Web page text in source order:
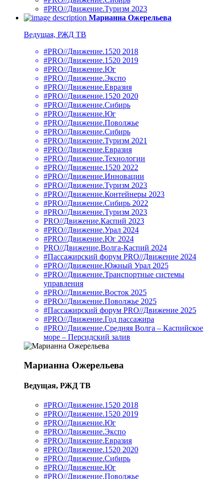
#PRO//Движение.Туризм 2023
Марианна Ожерельева
Ведущая, РЖД ТВ
#PRO//Движение.1520 2018
#PRO//Движение.1520 2019
#PRO//Движение.Юг
#PRO//Движение.Экспо
#PRO//Движение.Евразия
#PRO//Движение.1520 2020
#PRO//Движение.Сибирь
#PRO//Движение.Юг
#PRO//Движение.Поволжье
#PRO//Движение.Сибирь
#PRO//Движение.Туризм 2021
#PRO//Движение.Евразия
#PRO//Движение.Технологии
#PRO//Движение.1520 2022
#PRO//Движение.Инновации
#PRO//Движение.Туризм 2023
#PRO//Движение.Контейнеры 2023
#PRO//Движение.Сибирь 2022
#PRO//Движение.Туризм 2023
PRO//Движение.Каспий 2023
#PRO//Движение.Урал 2024
#PRO//Движение.Юг 2024
PRO//Движение.Волга-Каспий 2024
#Пассажирский форум PRO//Движение 2024
#PRO//Движение.Южный Урал 2025
#PRO//Движение.Транспортные системы
управления
#PRO//Движение.Восток 2025
#PRO//Движение.Поволжье 2025
#Пассажирский форум PRO//Движение 2025
#PRO//Движение.Год пассажира
#PRO//Движение.Средняя Волга – Каспийское
море – Персидский залив
Марианна Ожерельева
Ведущая, РЖД ТВ
#PRO//Движение.1520 2018
#PRO//Движение.1520 2019
#PRO//Движение.Юг
#PRO//Движение.Экспо
#PRO//Движение.Евразия
#PRO//Движение.1520 2020
#PRO//Движение.Сибирь
#PRO//Движение.Юг
#PRO//Движение.Поволжье